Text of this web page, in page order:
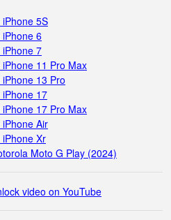
5S
6
7
11 Pro Max
13 Pro
17
17 Pro Max
Air
Xr
Moto G Play (2024)
video on YouTube